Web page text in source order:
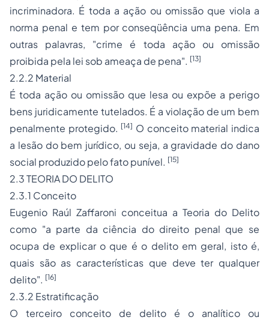
incriminadora. É toda a ação ou omissão que viola a
norma penal e tem por conseqüência uma pena. Em
outras palavras, "crime é toda ação ou omissão
proibida pela lei sob ameaça de pena". [13]
2.2.2 Material
É toda ação ou omissão que lesa ou expõe a perigo
bens juridicamente tutelados. É a violação de um bem
penalmente protegido. [14] O conceito material indica
a lesão do bem jurídico, ou seja, a gravidade do dano
social produzido pelo fato punível. [15]
2.3 TEORIA DO DELITO
2.3.1 Conceito
Eugenio Raúl Zaffaroni conceitua a Teoria do Delito
como "a parte da ciência do direito penal que se
ocupa de explicar o que é o delito em geral, isto é,
quais são as características que deve ter qualquer
delito". [16]
2.3.2 Estratificação
O terceiro conceito de delito é o analítico ou